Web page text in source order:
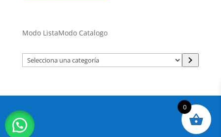
Modo ListaModo Catalogo
Selecciona
una
0